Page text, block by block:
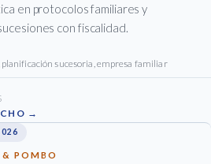
en protocolos familiares y
con fiscalidad.
sucesoria, empresa familiar
→
POMBO